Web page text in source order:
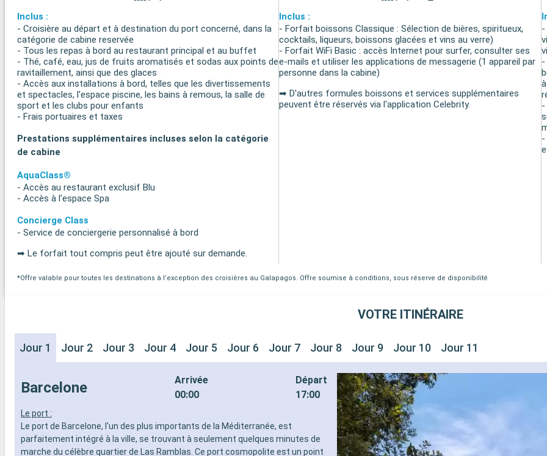
Inclus :
- Croisière au départ et à destination du port concerné, dans la
catégorie de cabine reservée
- Tous les repas à bord au restaurant principal et au buffet
- Thé, café, eau, jus de fruits aromatisés et sodas aux points de
ravitaillement, ainsi que des glaces
- Accès aux installations à bord, telles que les divertissements
et spectacles, l'espace piscine, les bains à remous, la salle de
sport et les clubs pour enfants
- Frais portuaires et taxes
Prestations supplémentaires incluses selon la catégorie
de cabine
AquaClass®
- Accès au restaurant exclusif Blu
- Accès à l'espace Spa
Concierge Class
- Service de conciergerie personnalisé à bord
➡ Le forfait tout compris peut être ajouté sur demande.
Inclus :
- Forfait boissons Classique : Sélection de bières, spiritueux,
cocktails, liqueurs, boissons glacées et vins au verre)
- Forfait WiFi Basic : accès Internet pour surfer, consulter ses
e-mails et utiliser les applications de messagerie (1 appareil par
personne dans la cabine)
➡ D'autres formules boissons et services supplémentaires
peuvent être réservés via l'application Celebrity.
-
-
-
-
*Offre valable pour toutes les destinations à l’exception des croisières au Galapagos. Offre soumise à conditions, sous réserve de disponibilité
VOTRE ITINÉRAIRE
Jour 1 Jour 2 Jour 3 Jour 4 Jour 5 Jour 6 Jour 7 Jour 8 Jour 9 Jour 10 Jour 11
Barcelone
Arrivée
00:00
Départ
17:00
Le port :
Le port de Barcelone, l'un des plus importants de la Méditerranée, est
parfaitement intégré à la ville, se trouvant à seulement quelques minutes de
marche du célèbre quartier de Las Ramblas. Ce port cosmopolite est un point